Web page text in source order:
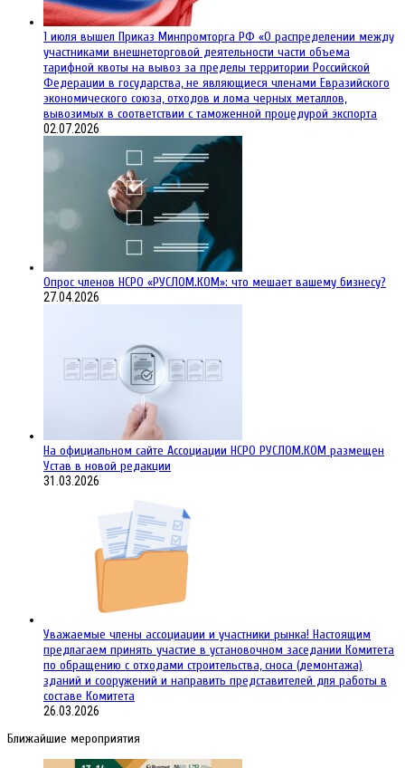
1 июля вышел Приказ Минпромторга РФ «О распределении между
участниками внешнеторговой деятельности части объема
тарифной квоты на вывоз за пределы территории Российской
Федерации в государства, не являющиеся членами Евразийского
экономического союза, отходов и лома черных металлов,
вывозимых в соответствии с таможенной процедурой экспорта
02.07.2026
Опрос членов НСРО «РУСЛОМ.КОМ»: что мешает вашему бизнесу?
27.04.2026
На официальном сайте Ассоциации НСРО РУСЛОМ.КОM размещен
Устав в новой редакции
31.03.2026
Уважаемые члены ассоциации и участники рынка! Настоящим
предлагаем принять участие в установочном заседании Комитета
по обращению с отходами строительства, сноса (демонтажа)
зданий и сооружений и направить представителей для работы в
составе Комитета
26.03.2026
Ближайшие мероприятия